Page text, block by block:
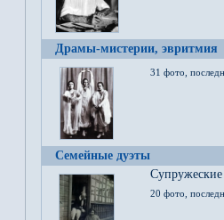
Драмы-мистерии, эвритмия
31 фото,
Семейные дуэты
20 фото,